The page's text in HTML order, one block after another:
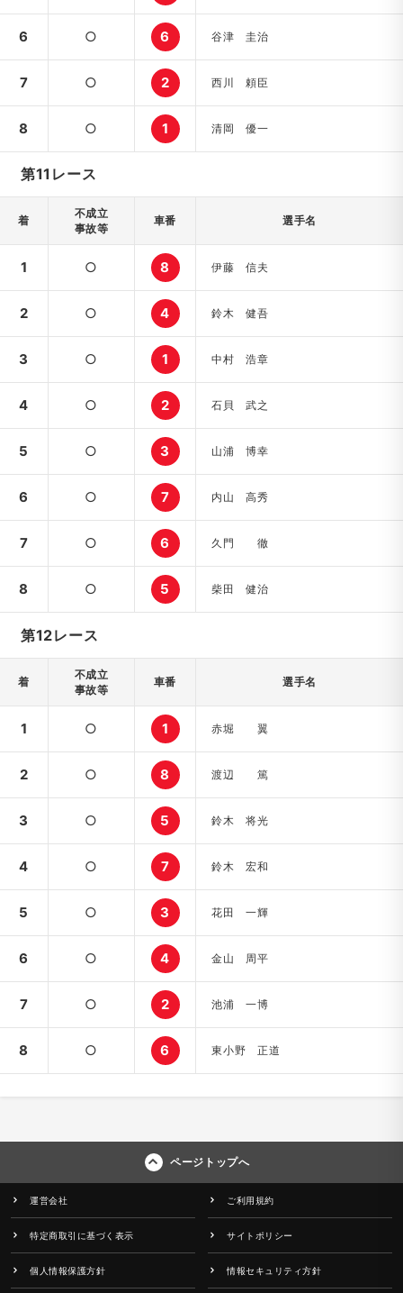
6 ○ 6 谷津 圭治
7 ○ 2 西川 頼臣
8 ○ 1 清岡 優一
第11レース
着
不成立
事故等
車番 選手名
1 ○ 8 伊藤 信夫
2 ○ 4 鈴木 健吾
3 ○ 1 中村 浩章
4 ○ 2 石貝 武之
5 ○ 3 山浦 博幸
6 ○ 7 内山 高秀
7 ○ 6 久門 徹
8 ○ 5 柴田 健治
第12レース
着
不成立
事故等
車番 選手名
1 ○ 1 赤堀 翼
2 ○ 8 渡辺 篤
3 ○ 5 鈴木 将光
4 ○ 7 鈴木 宏和
5 ○ 3 花田 一輝
6 ○ 4 金山 周平
7 ○ 2 池浦 一博
8 ○ 6 東小野 正道
ページトップへ
運営会社 ご利用規約
特定商取引に基づく表示 サイトポリシー
個人情報保護方針 情報セキュリティ方針